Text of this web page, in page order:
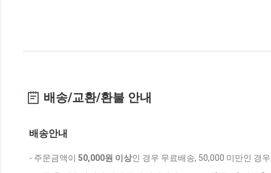
배송/교환/환불 안내
배송안내
- 주문금액이 50,000원 이상인 경우 무료배송, 50,000 미만인 경